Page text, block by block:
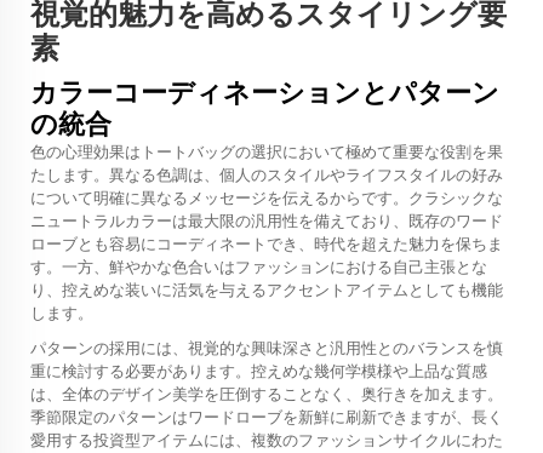
視覚的魅力を高めるスタイリング要
素
カラーコーディネーションとパターン
の統合
色の心理効果はトートバッグの選択において極めて重要な役割を果
たします。異なる色調は、個人のスタイルやライフスタイルの好み
について明確に異なるメッセージを伝えるからです。クラシックな
ニュートラルカラーは最大限の汎用性を備えており、既存のワード
ローブとも容易にコーディネートでき、時代を超えた魅力を保ちま
す。一方、鮮やかな色合いはファッションにおける自己主張とな
り、控えめな装いに活気を与えるアクセントアイテムとしても機能
します。
パターンの採用には、視覚的な興味深さと汎用性とのバランスを慎
重に検討する必要があります。控えめな幾何学模様や上品な質感
は、全体のデザイン美学を圧倒することなく、奥行きを加えます。
季節限定のパターンはワードローブを新鮮に刷新できますが、長く
愛用する投資型アイテムには、複数のファッションサイクルにわた